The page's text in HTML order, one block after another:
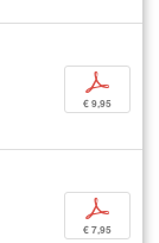
p
€ 9,95
p
€ 7,95